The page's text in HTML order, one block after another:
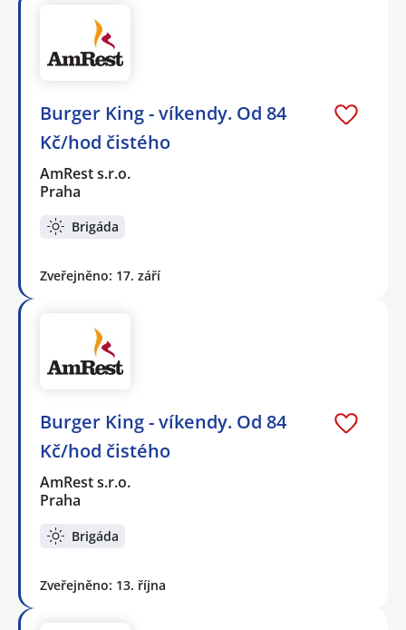
Burger King - víkendy. Od 84
Kč/hod čistého
AmRest s.r.o.
Praha
Brigáda
Zveřejněno: 17. září
Burger King - víkendy. Od 84
Kč/hod čistého
AmRest s.r.o.
Praha
Brigáda
Zveřejněno: 13. října